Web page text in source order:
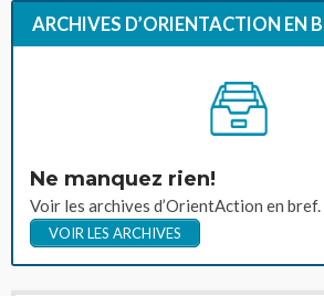
ARCHIVES D’ORIENTACTION EN
Ne manquez rien!
Voir les archives d’OrientAction en bref.
VOIR LES ARCHIVES